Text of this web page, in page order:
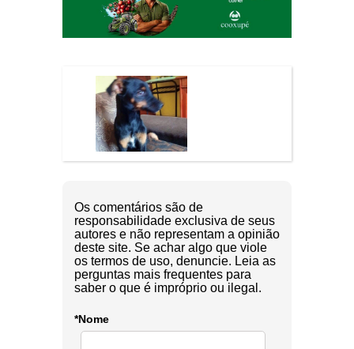
Os comentários são de
responsabilidade exclusiva de seus
autores e não representam a opinião
deste site. Se achar algo que viole
os termos de uso, denuncie. Leia as
perguntas mais frequentes para
saber o que é impróprio ou ilegal.
*Nome